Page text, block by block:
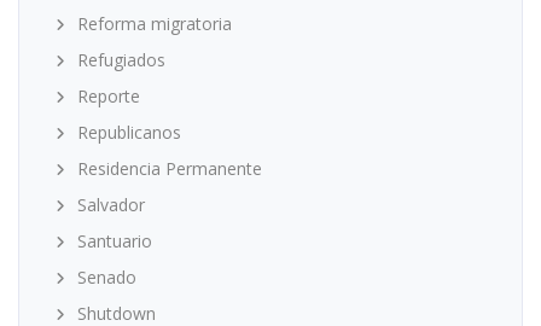
Reforma migratoria
Refugiados
Reporte
Republicanos
Residencia Permanente
Salvador
Santuario
Senado
Shutdown